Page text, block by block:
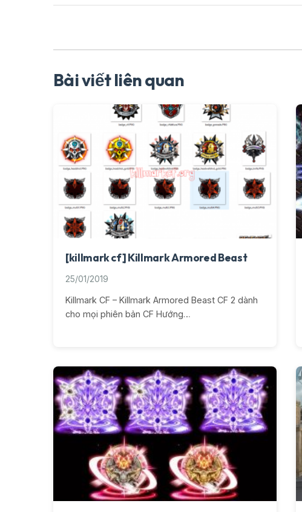
Bài viết liên quan
[killmark cf] Killmark Armored Beast
25/01/2019
Killmark CF – Killmark Armored Beast CF 2 dành
cho mọi phiên bản CF Hướng…